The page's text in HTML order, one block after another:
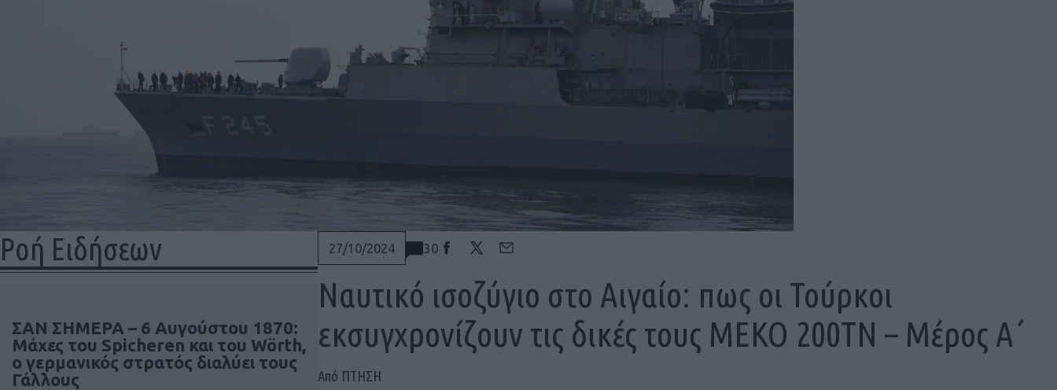
Ροή Ειδήσεων
ΣΑΝ ΣΗΜΕΡΑ – 6 Αυγούστου 1870:
Μάχες του Spicheren και του Wörth,
ο γερμανικός στρατός διαλύει τους
Γάλλους
27/10/2024 30
Ναυτικό ισοζύγιο στο Αιγαίο: πως οι Τούρκοι
εκσυγχρονίζουν τις δικές τους MEKO 200TN – Μέρος Α΄
Από ΠΤΗΣΗ